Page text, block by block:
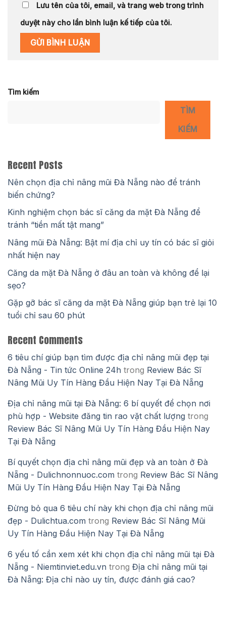
Lưu tên của tôi, email, và trang web trong trình
duyệt này cho lần bình luận kế tiếp của tôi.
Tìm kiếm
TÌM
KIẾM
Recent Posts
Nên chọn địa chỉ nâng mũi Đà Nẵng nào để tránh
biến chứng?
Kinh nghiệm chọn bác sĩ căng da mặt Đà Nẵng để
tránh “tiền mất tật mang”
Nâng mũi Đà Nẵng: Bật mí địa chỉ uy tín có bác sĩ giỏi
nhất hiện nay
Căng da mặt Đà Nẵng ở đâu an toàn và không để lại
sẹo?
Gặp gỡ bác sĩ căng da mặt Đà Nẵng giúp bạn trẻ lại 10
tuổi chỉ sau 60 phút
Recent Comments
6 tiêu chí giúp bạn tìm được địa chỉ nâng mũi đẹp tại
Đà Nẵng - Tin tức Online 24h trong Review Bác Sĩ
Nâng Mũi Uy Tín Hàng Đầu Hiện Nay Tại Đà Nẵng
Địa chỉ nâng mũi tại Đà Nẵng: 6 bí quyết để chọn nơi
phù hợp - Website đăng tin rao vặt chất lượng trong
Review Bác Sĩ Nâng Mũi Uy Tín Hàng Đầu Hiện Nay
Tại Đà Nẵng
Bí quyết chọn địa chỉ nâng mũi đẹp và an toàn ở Đà
Nẵng - Dulichnonnuoc.com trong Review Bác Sĩ Nâng
Mũi Uy Tín Hàng Đầu Hiện Nay Tại Đà Nẵng
Đừng bỏ qua 6 tiêu chí này khi chọn địa chỉ nâng mũi
đẹp - Dulichtua.com trong Review Bác Sĩ Nâng Mũi
Uy Tín Hàng Đầu Hiện Nay Tại Đà Nẵng
6 yếu tố cần xem xét khi chọn địa chỉ nâng mũi tại Đà
Nẵng - Niemtinviet.edu.vn trong Địa chỉ nâng mũi tại
Đà Nẵng: Địa chỉ nào uy tín, được đánh giá cao?